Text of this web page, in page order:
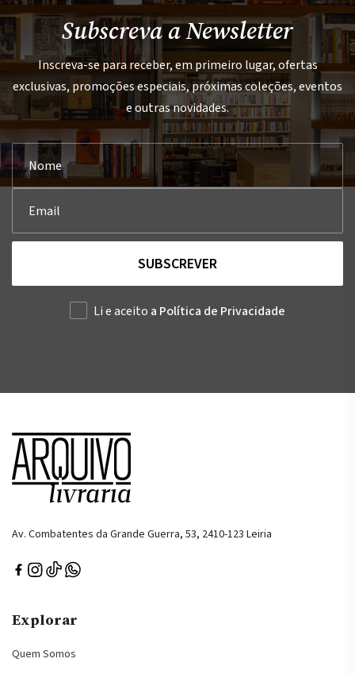
Subscreva a Newsletter
Inscreva-se para receber, em primeiro lugar, ofertas
exclusivas, promoções especiais, próximas coleções, eventos
e outras novidades.
SUBSCREVER
Li e aceito a Política de Privacidade
Av. Combatentes da Grande Guerra, 53, 2410-123 Leiria
Explorar
Quem Somos